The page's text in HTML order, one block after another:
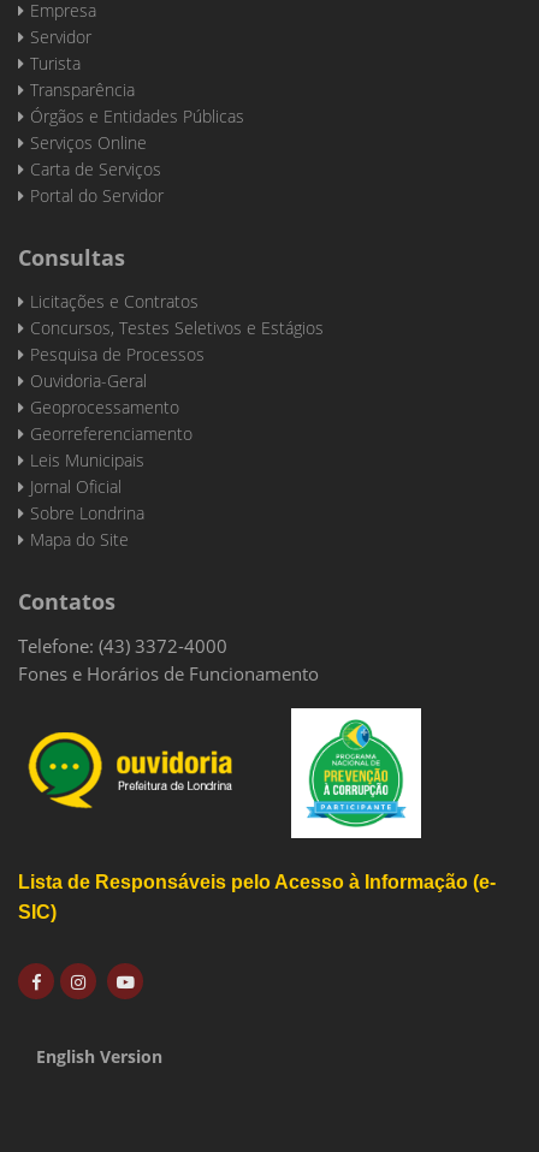
Empresa
Servidor
Turista
Transparência
Órgãos e Entidades Públicas
Serviços Online
Carta de Serviços
Portal do Servidor
Consultas
Licitações e Contratos
Concursos, Testes Seletivos e Estágios
Pesquisa de Processos
Ouvidoria-Geral
Geoprocessamento
Georreferenciamento
Leis Municipais
Jornal Oficial
Sobre Londrina
Mapa do Site
Contatos
Telefone: (43) 3372-4000
Fones e Horários de Funcionamento
Lista de Responsáveis pelo Acesso à Informação (e-
SIC)
English Version